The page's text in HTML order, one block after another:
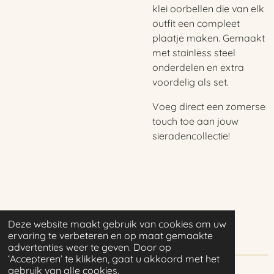
Deze website maakt gebruik van cookies om uw
ervaring te verbeteren en op maat gemaakte
advertenties weer te geven. Door op
‘Accepteren’ te klikken, gaat u akkoord met het
gebruik van alle cookies.
klei oorbellen die van elk
outfit een compleet
plaatje maken. Gemaakt
met stainless steel
onderdelen en extra
voordelig als set.
Voeg direct een zomerse
touch toe aan jouw
sieradencollectie!